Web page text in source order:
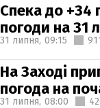
Спека до +34
погоди на 31
31 липня, 09:15
На Заході
погода на
31 липня, 08:00